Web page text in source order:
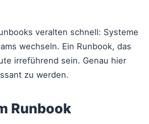
veralten schnell: Systeme
wechseln. Ein Runbook, das
irreführend sein. Genau hier
zu werden.
Runbook